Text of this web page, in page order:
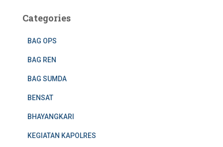
Categories
BAG OPS
BAG REN
BAG SUMDA
BENSAT
BHAYANGKARI
KEGIATAN KAPOLRES